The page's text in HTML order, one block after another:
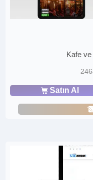
Kafe
Satın Al